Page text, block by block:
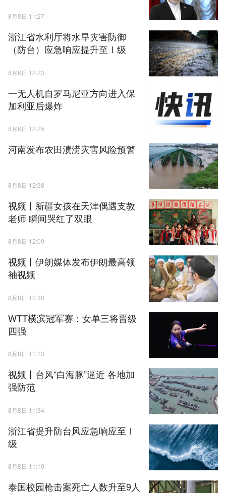
8月8日 11:27
浙江省水利厅将水旱灾害防御
（防台）应急响应提升至Ⅰ级
8月8日 12:23
一无人机自罗马尼亚方向进入保
加利亚后爆炸
8月8日 12:25
河南发布农田渍涝灾害风险预警
8月8日 12:38
视频丨新疆女孩在天津偶遇支教
老师 瞬间哭红了双眼
8月8日 12:09
视频丨伊朗媒体发布伊朗最高领
袖视频
8月8日 10:30
WTT横滨冠军赛：女单三将晋级
四强
8月8日 11:13
视频丨台风“白海豚”逼近 各地加
强防范
8月8日 11:34
浙江省提升防台风应急响应至Ⅰ
级
8月8日 11:10
泰国校园枪击案死亡人数升至9人